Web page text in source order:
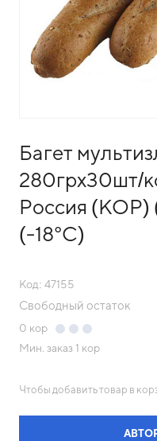
Багет
280грх30шт/
Россия (КОР)
(-18°С)
Код: 47155
Свободный остаток
0 кор
Мин. заказ 1 кор
Чтобы добавить товар в